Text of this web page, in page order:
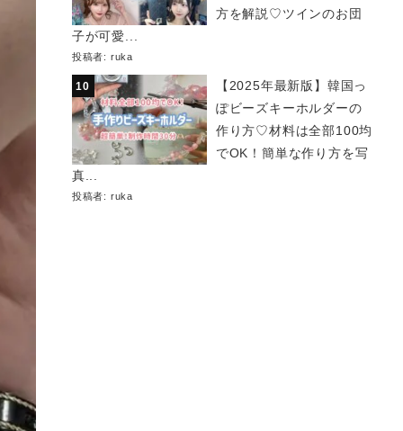
方を解説♡ツインのお団
子が可愛...
投稿者: ruka
【2025年最新版】韓国っ
ぽビーズキーホルダーの
作り方♡材料は全部100均
でOK！簡単な作り方を写
真...
投稿者: ruka